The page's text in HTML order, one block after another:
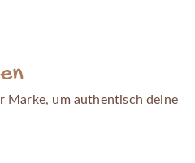
Marke, um authentisch deine